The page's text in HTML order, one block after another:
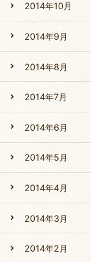
2014年10月
2014年9月
2014年8月
2014年7月
2014年6月
2014年5月
2014年4月
2014年3月
2014年2月